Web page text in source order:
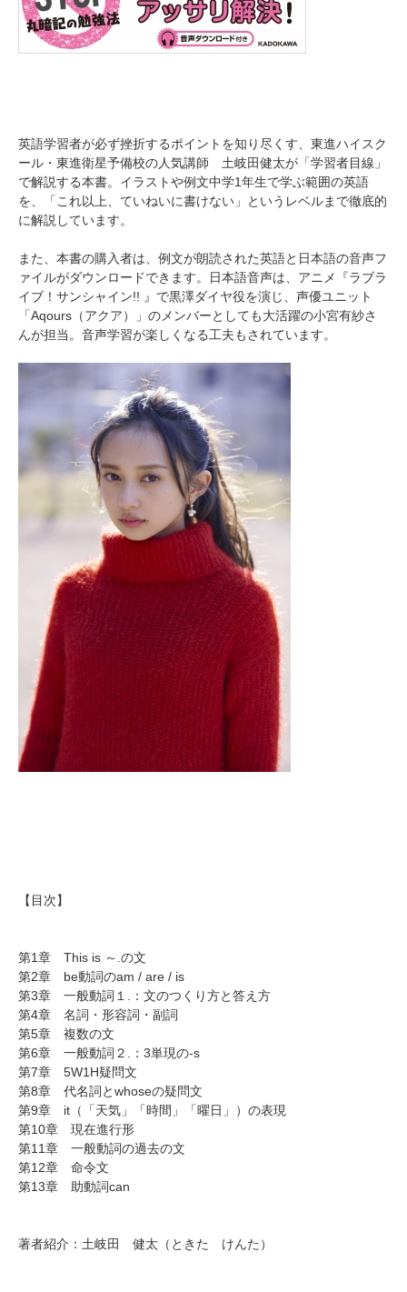
英語学習者が必ず挫折するポイントを知り尽くす、東進ハイスク
ール・東進衛星予備校の人気講師 土岐田健太が「学習者目線」
で解説する本書。イラストや例文中学1年生で学ぶ範囲の英語
を、「これ以上、ていねいに書けない」というレベルまで徹底的
に解説しています。
また、本書の購入者は、例文が朗読された英語と日本語の音声フ
ァイルがダウンロードできます。日本語音声は、アニメ『ラブラ
イブ！サンシャイン!! 』で黒澤ダイヤ役を演じ、声優ユニット
「Aqours（アクア）」のメンバーとしても大活躍の小宮有紗さ
んが担当。音声学習が楽しくなる工夫もされています。
【目次】
第1章 This is ～.の文
第2章 be動詞のam / are / is
第3章 一般動詞１.：文のつくり方と答え方
第4章 名詞・形容詞・副詞
第5章 複数の文
第6章 一般動詞２.：3単現の-s
第7章 5W1H疑問文
第8章 代名詞とwhoseの疑問文
第9章 it（「天気」「時間」「曜日」）の表現
第10章 現在進行形
第11章 一般動詞の過去の文
第12章 命令文
第13章 助動詞can
著者紹介：土岐田 健太（ときた けんた）